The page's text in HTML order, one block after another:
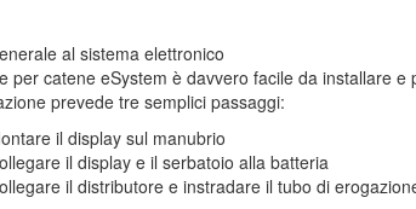
al sistema elettronico
per catene eSystem è davvero facile da installare
prevede tre semplici passaggi:
il display sul manubrio
il display e il serbatoio alla batteria
il distributore e instradare il tubo di